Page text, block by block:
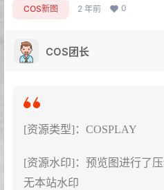
COS新图 2 年前 0
COS团长
[资源类型]：COSPLAY
[资源水印]：预览图进行了
无本站水印